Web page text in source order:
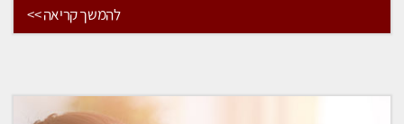
להמשך קריאה >>